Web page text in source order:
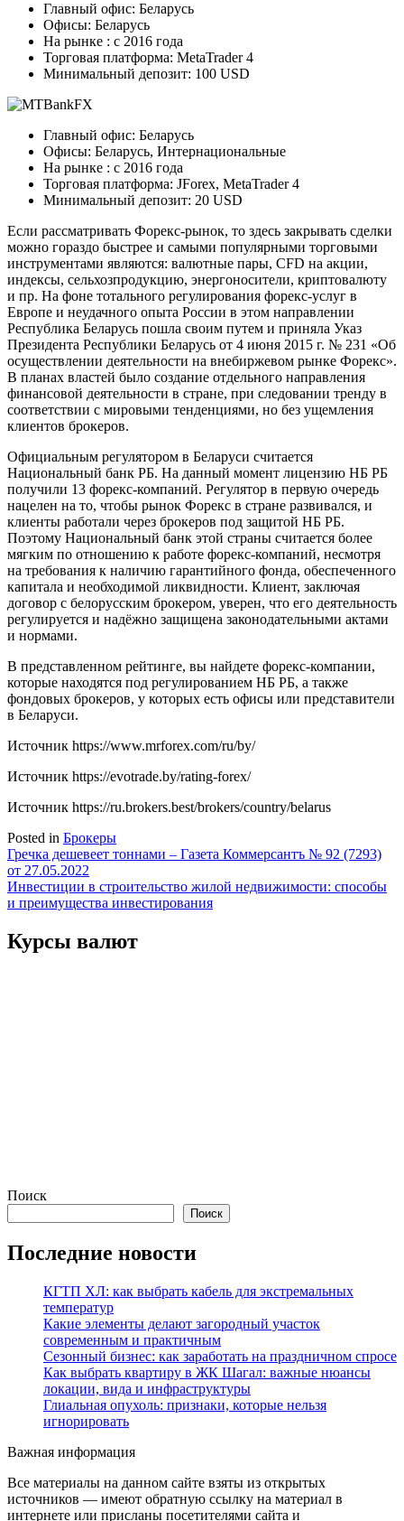
Главный офис: Беларусь
Офисы: Беларусь
На рынке : c 2016 года
Торговая платформа: MetaTrader 4
Минимальный депозит: 100 USD
Главный офис: Беларусь
Офисы: Беларусь, Интернациональные
На рынке : c 2016 года
Торговая платформа: JForex, MetaTrader 4
Минимальный депозит: 20 USD
Если рассматривать Форекс-рынок, то здесь закрывать сделки
можно гораздо быстрее и самыми популярными торговыми
инструментами являются: валютные пары, CFD на акции,
индексы, сельхозпродукцию, энергоносители, криптовалюту
и пр. На фоне тотального регулирования форекс-услуг в
Европе и неудачного опыта России в этом направлении
Республика Беларусь пошла своим путем и приняла Указ
Президента Республики Беларусь от 4 июня 2015 г. № 231 «Об
осуществлении деятельности на внебиржевом рынке Форекс».
В планах властей было создание отдельного направления
финансовой деятельности в стране, при следовании тренду в
соответствии с мировыми тенденциями, но без ущемления
клиентов брокеров.
Официальным регулятором в Беларуси считается
Национальный банк РБ. На данный момент лицензию НБ РБ
получили 13 форекс-компаний. Регулятор в первую очередь
нацелен на то, чтобы рынок Форекс в стране развивался, и
клиенты работали через брокеров под защитой НБ РБ.
Поэтому Национальный банк этой страны считается более
мягким по отношению к работе форекс-компаний, несмотря
на требования к наличию гарантийного фонда, обеспеченного
капитала и необходимой ликвидности. Клиент, заключая
договор с белорусским брокером, уверен, что его деятельность
регулируется и надёжно защищена законодательными актами
и нормами.
В представленном рейтинге, вы найдете форекс-компании,
которые находятся под регулированием НБ РБ, а также
фондовых брокеров, у которых есть офисы или представители
в Беларуси.
Источник https://www.mrforex.com/ru/by/
Источник https://evotrade.by/rating-forex/
Источник https://ru.brokers.best/brokers/country/belarus
Posted in Брокеры
Навигация
по
записям
Гречка дешевеет тоннами – Газета Коммерсантъ № 92 (7293)
от 27.05.2022
Инвестиции в строительство жилой недвижимости: способы
и преимущества инвестирования
Курсы валют
Поиск
Поиск
Последние новости
КГТП ХЛ: как выбрать кабель для экстремальных
температур
Какие элементы делают загородный участок
современным и практичным
Сезонный бизнес: как заработать на праздничном спросе
Как выбрать квартиру в ЖК Шагал: важные нюансы
локации, вида и инфраструктуры
Глиальная опухоль: признаки, которые нельзя
игнорировать
Важная информация
Все материалы на данном сайте взяты из открытых
источников — имеют обратную ссылку на материал в
интернете или присланы посетителями сайта и